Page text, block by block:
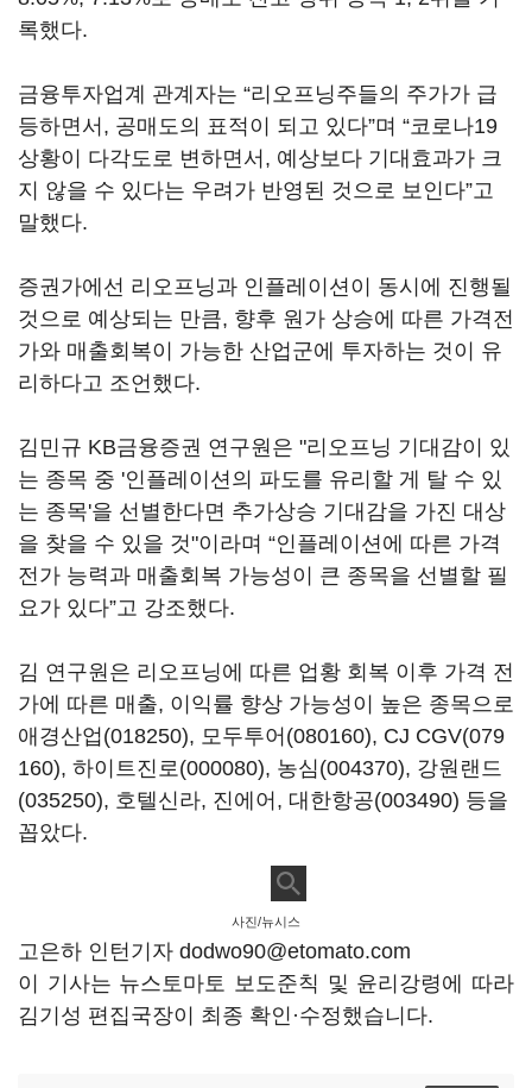
록했다.
금융투자업계 관계자는 “리오프닝주들의 주가가 급
등하면서, 공매도의 표적이 되고 있다”며 “코로나19
상황이 다각도로 변하면서, 예상보다 기대효과가 크
지 않을 수 있다는 우려가 반영된 것으로 보인다”고
말했다.
증권가에선 리오프닝과 인플레이션이 동시에 진행될
것으로 예상되는 만큼, 향후 원가 상승에 따른 가격전
가와 매출회복이 가능한 산업군에 투자하는 것이 유
리하다고 조언했다.
김민규 KB금융증권 연구원은 "리오프닝 기대감이 있
는 종목 중 '인플레이션의 파도를 유리할 게 탈 수 있
는 종목'을 선별한다면 추가상승 기대감을 가진 대상
을 찾을 수 있을 것"이라며 “인플레이션에 따른 가격
전가 능력과 매출회복 가능성이 큰 종목을 선별할 필
요가 있다”고 강조했다.
김 연구원은 리오프닝에 따른 업황 회복 이후 가격 전
가에 따른 매출, 이익률 향상 가능성이 높은 종목으로
애경산업(018250), 모두투어(080160), CJ CGV(079
160), 하이트진로(000080), 농심(004370), 강원랜드
(035250), 호텔신라, 진에어, 대한항공(003490) 등을
꼽았다.
사진/뉴시스
고은하 인턴기자 dodwo90@etomato.com
이 기사는 뉴스토마토 보도준칙 및 윤리강령에 따라
김기성 편집국장이 최종 확인·수정했습니다.